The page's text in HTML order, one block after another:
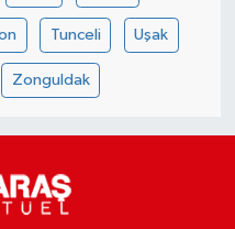
Tunceli Uşak
Zonguldak